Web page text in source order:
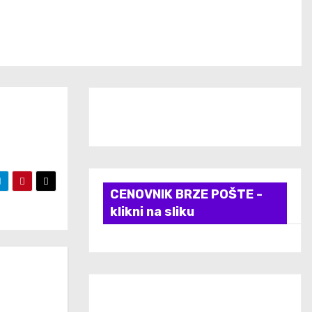
CENOVNIK BRZE POŠTE -
klikni na sliku